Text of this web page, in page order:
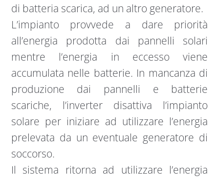
di batteria scarica, ad un altro generatore.
L’impianto provvede a dare priorità
all’energia prodotta dai pannelli solari
mentre l’energia in eccesso viene
accumulata nelle batterie. In mancanza di
produzione dai pannelli e batterie
scariche, l’inverter disattiva l’impianto
solare per iniziare ad utilizzare l’energia
prelevata da un eventuale generatore di
soccorso.
Il sistema ritorna ad utilizzare l’energia